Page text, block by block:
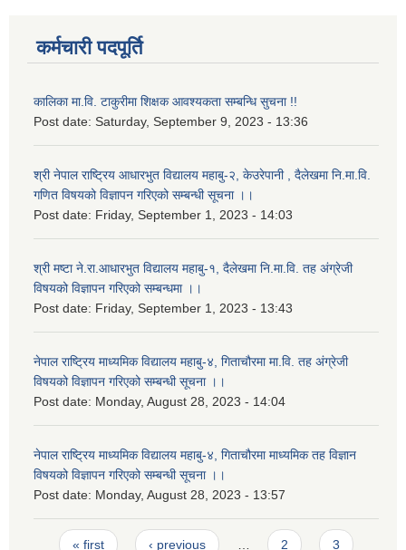
कर्मचारी पदपूर्ति
कालिका मा.वि. टाकुरीमा शिक्षक आवश्यकता सम्बन्धि सुचना !!
Post date: Saturday, September 9, 2023 - 13:36
श्री नेपाल राष्ट्रिय आधारभुत विद्यालय महाबु-२, केउरेपानी , दैलेखमा नि.मा.वि.
गणित विषयको विज्ञापन गरिएको सम्बन्धी सूचना ।।
Post date: Friday, September 1, 2023 - 14:03
श्री मष्टा ने.रा.आधारभुत विद्यालय महाबु-१, दैलेखमा नि.मा.वि. तह अंग्रेजी
विषयको विज्ञापन गरिएको सम्बन्धमा ।।
Post date: Friday, September 1, 2023 - 13:43
नेपाल राष्ट्रिय माध्यमिक विद्यालय महाबु-४, गिताचौरमा मा.वि. तह अंग्रेजी
विषयको विज्ञापन गरिएको सम्बन्धी सूचना ।।
Post date: Monday, August 28, 2023 - 14:04
नेपाल राष्ट्रिय माध्यमिक विद्यालय महाबु-४, गिताचौरमा माध्यमिक तह विज्ञान
विषयको विज्ञापन गरिएको सम्बन्धी सूचना ।।
Post date: Monday, August 28, 2023 - 13:57
Pages
« first ‹ previous 2 3